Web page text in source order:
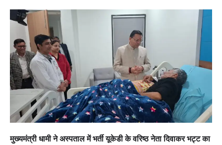
मुख्यमंत्री धामी ने अस्पताल में भर्ती यूकेडी के वरिष्ठ नेता दिवाकर भट्ट का